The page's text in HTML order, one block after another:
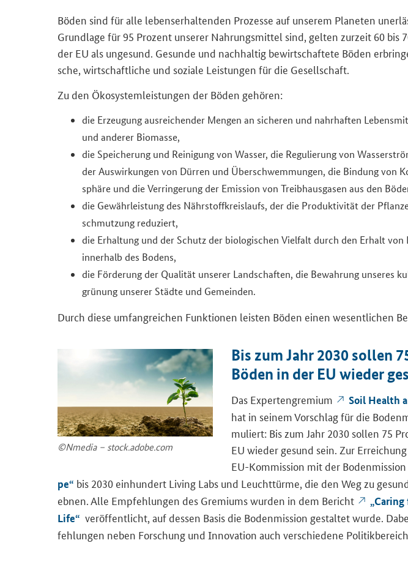
Böden sind für alle le­bens­er­hal­ten­den Pro­zes­se auf un­se­rem Pla­ne­ten
Grund­la­ge für 95 Pro­zent un­se­rer Nah­rungs­mit­tel sind, gel­ten zur­zeit 60 bis
der EU als un­ge­sund. Ge­sun­de und nach­hal­tig be­wirt­schaf­te­te Böden
sche, wirt­schaft­li­che und so­zia­le Leis­tun­gen für die Ge­sell­schaft.
Zu den Öko­sys­tem­leis­tun­gen der Böden ge­hö­ren:
die Er­zeu­gung aus­rei­chen­der Men­gen an si­che­ren und nahr­haf­ten
und an­de­rer Bio­mas­se,
die Spei­che­rung und Rei­ni­gung von Was­ser, die Re­gu­lie­rung von
der Aus­wir­kun­gen von Dür­ren und Über­schwem­mun­gen, die Bin­dung von
sphä­re und die Ver­rin­ge­rung der Emis­si­on von Treib­haus­ga­sen aus den
die Ge­währ­leis­tung des Nähr­stoff­kreis­laufs, der die Pro­duk­ti­vi­tät der
schmut­zung re­du­ziert,
die Er­hal­tung und der Schutz der bio­lo­gi­schen Viel­falt durch den Er­halt von
in­ner­halb des Bo­dens,
die För­de­rung der Qua­li­tät un­se­rer Land­schaf­ten, die Be­wah­rung un­se­res
grü­nung un­se­rer Städ­te und Ge­mein­den.
Durch diese um­fang­rei­chen Funk­tio­nen leis­ten Böden einen we­sent­li­chen
©Nme­dia – stock.adobe.com
Bis zum Jahr 2030 sol­len
Böden in der EU wie­der
Das Ex­per­ten­gre­mi­um Soil Health
hat in sei­nem Vor­schlag für die
mu­liert: Bis zum Jahr 2030 sol­len 75
EU wie­der ge­sund sein. Zur
EU-​Kommission mit der Bo­den­mis­si­on
pe“ bis 2030 ein­hun­dert Living Labs und Leucht­tür­me, die den Weg zu
ebnen. Alle Emp­feh­lun­gen des Gre­mi­ums wur­den in dem Be­richt
Life“ ver­öf­fent­licht, auf des­sen Basis die Bo­den­mis­si­on ge­stal­tet wurde.
feh­lun­gen neben For­schung und In­no­va­ti­on auch ver­schie­de­ne